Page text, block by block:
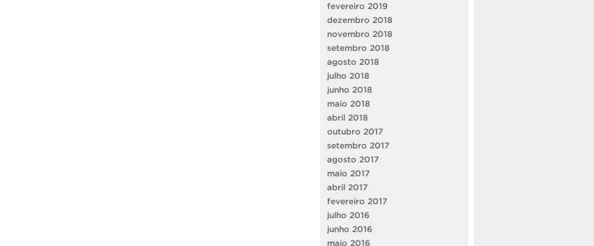
fevereiro 2019
dezembro 2018
novembro 2018
setembro 2018
agosto 2018
julho 2018
junho 2018
maio 2018
abril 2018
outubro 2017
setembro 2017
agosto 2017
maio 2017
abril 2017
fevereiro 2017
julho 2016
junho 2016
maio 2016